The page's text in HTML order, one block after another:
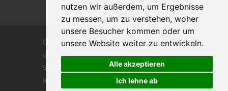
nutzen wir außerdem, um Ergebnisse
zu messen, um zu verstehen, woher
unsere Besucher kommen oder um
unsere Website weiter zu entwickeln.
Alle akzeptieren
Ich lehne ab
Copyrights © 2026 Alle Rechte vorbehalten
von DILIGENTIA Wirtschaftsprüfung- und
Steuerberatungsgesellschaft m.b. H. und Co
KG